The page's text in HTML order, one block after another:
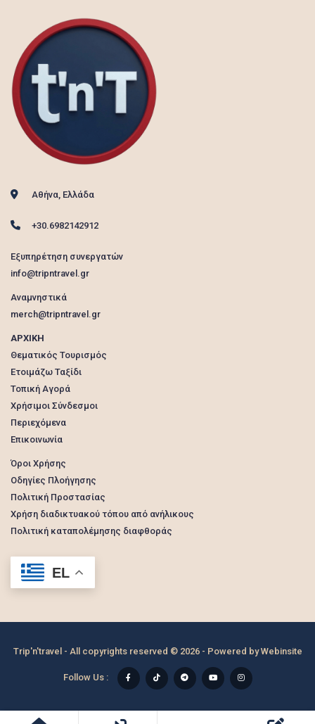
Αθήνα, Ελλάδα
+30.6982142912
Εξυπηρέτηση συνεργατών
info@tripntravel.gr
Αναμνηστικά
merch@tripntravel.gr
ΑΡΧΙΚΗ
Θεματικός Τουρισμός
Ετοιμάζω Ταξίδι
Τοπική Αγορά
Χρήσιμοι Σύνδεσμοι
Περιεχόμενα
Επικοινωνία
Όροι Χρήσης
Οδηγίες Πλοήγησης
Πολιτική Προστασίας
Χρήση διαδικτυακού τόπου από ανήλικους
Πολιτική καταπολέμησης διαφθοράς
EL
Trip'n'travel - All copyrights reserved © 2026 - Powered byWebinsite
Follow Us :